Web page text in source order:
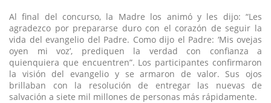
Al final del concurso, la Madre los animó y les dijo: “Les
agradezco por prepararse duro con el corazón de seguir la
vida del evangelio del Padre. Como dijo el Padre: ‘Mis ovejas
oyen mi voz’, prediquen la verdad con confianza a
quienquiera que encuentren”. Los participantes confirmaron
la visión del evangelio y se armaron de valor. Sus ojos
brillaban con la resolución de entregar las nuevas de
salvación a siete mil millones de personas más rápidamente.